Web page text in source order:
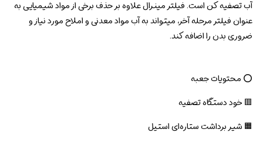
آب تصفیه کن است. فیلتر مینرال علاوه بر حذف برخی از مواد شیمیایی به
عنوان فیلتر مرحله آخر، میتواند به آب مواد معدنی و املاح مورد نیاز و
ضروری بدن را اضافه کند.
⭕ محتویات جعبه
🟥 خود دستگاه تصفیه
🟧 شیر برداشت ستاره‌ای استیل